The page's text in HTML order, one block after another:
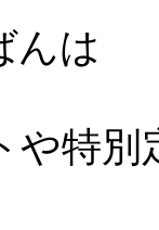
んは
や特別